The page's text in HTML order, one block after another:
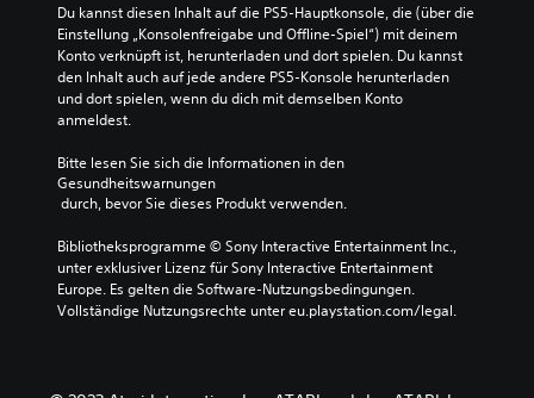
Du kannst diesen Inhalt auf die PS5-Hauptkonsole, die (über die
Einstellung „Konsolenfreigabe und Offline-Spiel“) mit deinem
Konto verknüpft ist, herunterladen und dort spielen. Du kannst
den Inhalt auch auf jede andere PS5-Konsole herunterladen
und dort spielen, wenn du dich mit demselben Konto
anmeldest.
Bitte lesen Sie sich die Informationen in den
Gesundheitswarnungen
durch, bevor Sie dieses Produkt verwenden.
Bibliotheksprogramme © Sony Interactive Entertainment Inc.,
unter exklusiver Lizenz für Sony Interactive Entertainment
Europe. Es gelten die Software-Nutzungsbedingungen.
Vollständige Nutzungsrechte unter eu.playstation.com/legal.